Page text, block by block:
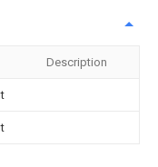
Description